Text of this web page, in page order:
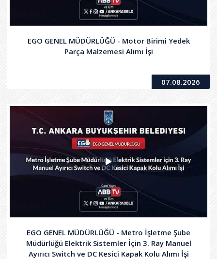
EGO GENEL MÜDÜRLÜĞÜ - Motor Birimi Yedek
Parça Malzemesi Alımı İşi
07.08.2026
EGO GENEL MÜDÜRLÜĞÜ - Metro İşletme Şube
Müdürlüğü Elektrik Sistemler İçin 3. Ray Manuel
Ayırıcı Switch ve DC Kesici Kapak Kolu Alımı İşi